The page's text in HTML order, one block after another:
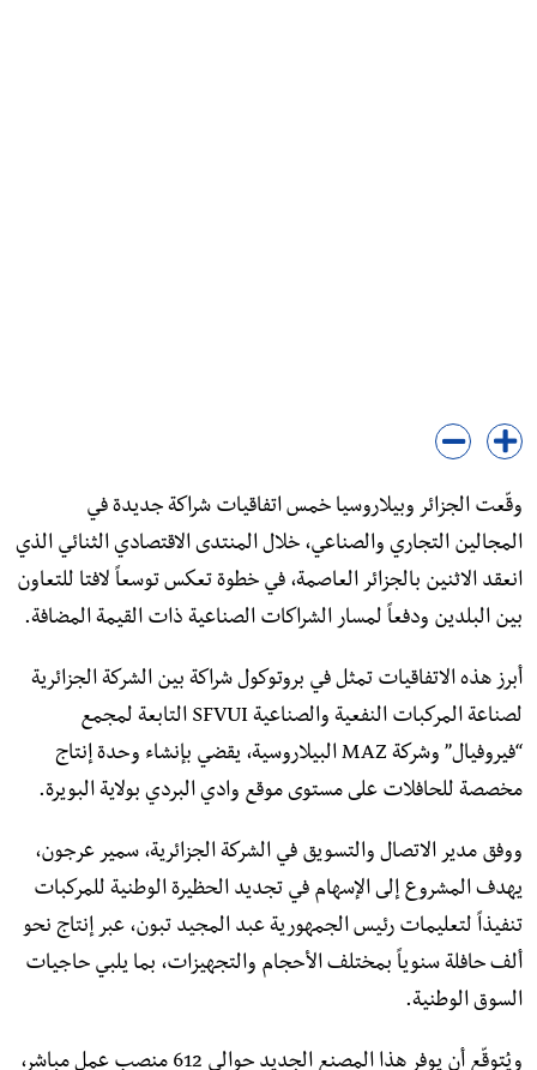
وقّعت الجزائر وبيلاروسيا خمس اتفاقيات شراكة جديدة في
المجالين التجاري والصناعي، خلال المنتدى الاقتصادي الثنائي الذي
انعقد الاثنين بالجزائر العاصمة، في خطوة تعكس توسعاً لافتا للتعاون
بين البلدين ودفعاً لمسار الشراكات الصناعية ذات القيمة المضافة.
أبرز هذه الاتفاقيات تمثل في بروتوكول شراكة بين الشركة الجزائرية
لصناعة المركبات النفعية والصناعية SFVUI التابعة لمجمع
“فيروفيال” وشركة MAZ البيلاروسية، يقضي بإنشاء وحدة إنتاج
مخصصة للحافلات على مستوى موقع وادي البردي بولاية البويرة.
ووفق مدير الاتصال والتسويق في الشركة الجزائرية، سمير عرجون،
يهدف المشروع إلى الإسهام في تجديد الحظيرة الوطنية للمركبات
تنفيذاً لتعليمات رئيس الجمهورية عبد المجيد تبون، عبر إنتاج نحو
ألف حافلة سنوياً بمختلف الأحجام والتجهيزات، بما يلبي حاجيات
السوق الوطنية.
ويُتوقّع أن يوفر هذا المصنع الجديد حوالي 612 منصب عمل مباشر،